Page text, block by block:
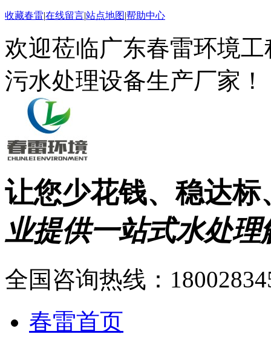
收藏春雷|在线留言|站点地图|帮助中心
欢迎莅临广东春雷环境
污水处理设备生产厂家！
让您少花钱、稳达标
业提供一站式水处理
全国咨询热线：
春雷首页